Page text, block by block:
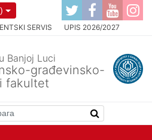
SERVIS UPIS 2026/2027
Banjoj Luci
građevinsko-
fakultet